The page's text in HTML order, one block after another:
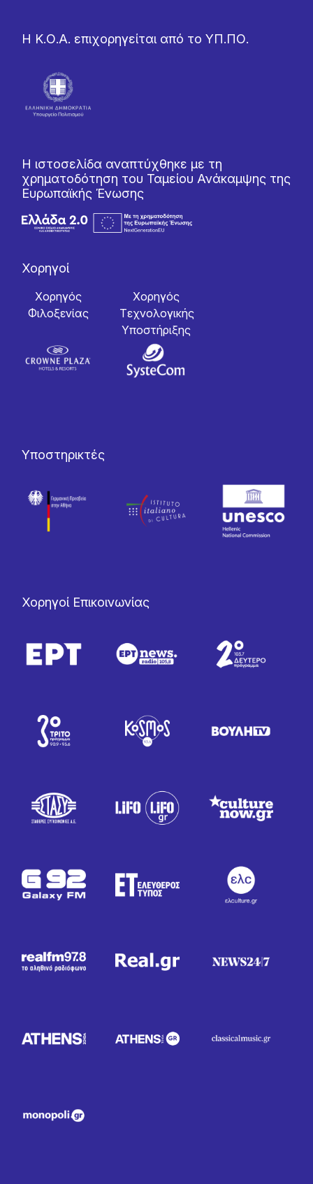
Η Κ.Ο.Α. επιχορηγείται από το ΥΠ.ΠΟ.
Η ιστοσελίδα αναπτύχθηκε με τη
χρηματοδότηση του Ταμείου Ανάκαμψης της
Ευρωπαϊκής Ένωσης
Χορηγοί
Χορηγός
Φιλοξενίας
Χορηγός
Tεχνολογικής
Yποστήριξης
Υποστηρικτές
Χορηγοί Επικοινωνίας